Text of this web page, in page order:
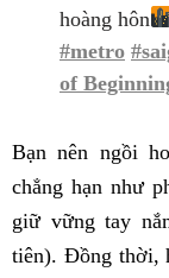
hoàng hôn
#metro
of
Bạn nên ngồi
chẳng hạn như
giữ vững tay
tiên). Đồng thời,